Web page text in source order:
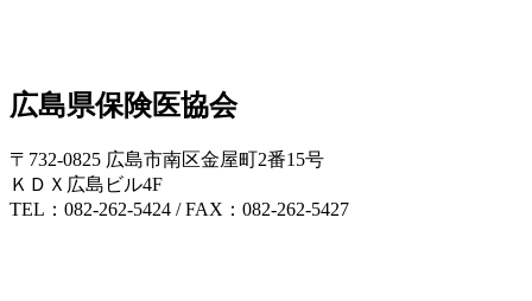
広島県保険医協会
〒732-0825 広島市南区金屋町2番15号
ＫＤＸ広島ビル4F
TEL：082-262-5424 / FAX：082-262-5427